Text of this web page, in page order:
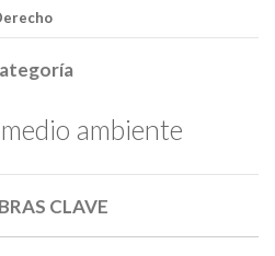
ambiente
CLAVE